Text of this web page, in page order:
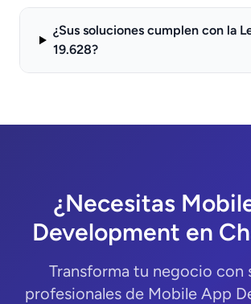
¿Sus soluciones cumplen con la
19.628?
¿Necesitas
Development en
Transforma tu negocio con
profesionales de Mobile App